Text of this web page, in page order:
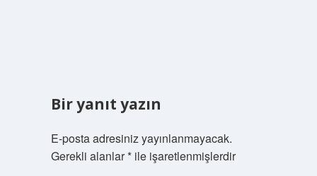
Bir yanıt yazın
E-posta adresiniz yayınlanmayacak.
Gerekli alanlar*ile işaretlenmişlerdir